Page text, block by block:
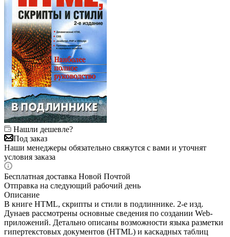
Нашли дешевле?
Под заказ
Наши менеджеры обязательно свяжутся с вами и уточнят
условия заказа
Бесплатная доставка Новой Почтой
Отправка на следующий рабочий день
Описание
В книге HTML, скрипты и стили в подлиннике. 2-е изд.
Дунаев рассмотрены основные сведения по создании Web-
приложений. Детально описаны возможности языка разметки
гипертекстовых документов (HTML) и каскадных таблиц